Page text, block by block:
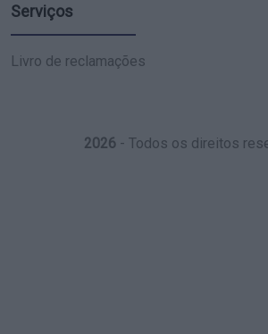
Serviços
Livro de reclamações
2026- Todos os direitos